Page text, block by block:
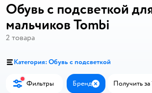
Обувь с подсветкой
мальчиков Tombi
2 товара
Категория: Обувь с подсветкой
Фильтры Бренд ЗакрытьПолучить за